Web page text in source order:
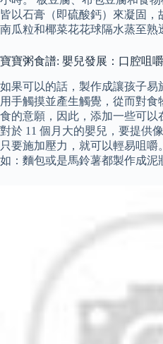
皆以石膏（即硫酸鈣）來凝固
南瓜粒和椰菜花花球隔水蒸至熟
寶寶粥食譜: 嬰兒發展：口腔咀
如果可以的話，製作成讓孩子易
用手觸摸並產生觸覺，從而對
食的意願，因此，添加一些可以
對於 11 個月大的嬰兒，要提供
只要施加壓力，就可以輕易咀嚼
如：麵包或是馬鈴薯都製作成泥